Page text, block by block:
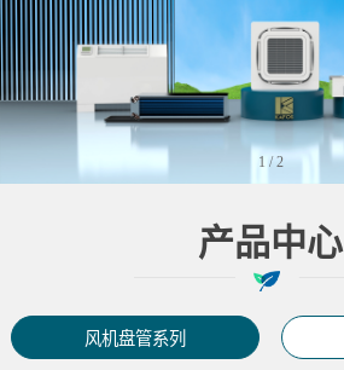
1 /2
产品中心
风机盘管系列